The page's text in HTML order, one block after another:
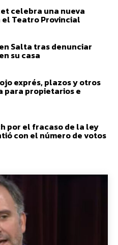
celebra una nueva
el Teatro Provincial
Salta tras denunciar
su casa
exprés, plazos y otros
para propietarios e
por el fracaso de la ley
con el número de votos